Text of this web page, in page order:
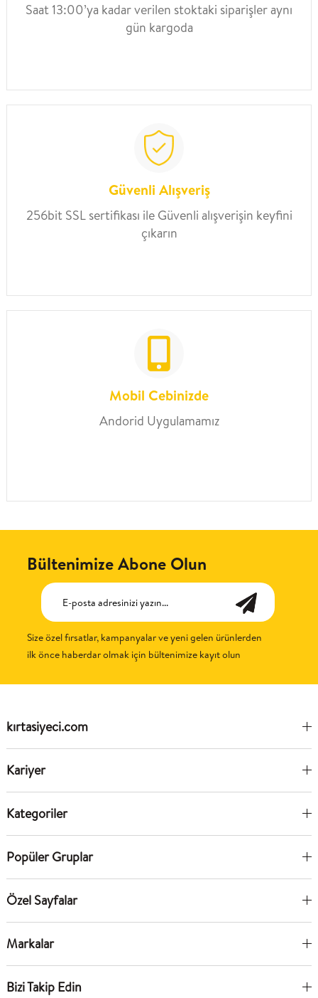
Saat 13:00’ya kadar verilen stoktaki siparişler aynı
gün kargoda
Güvenli Alışveriş
256bit SSL sertifikası ile Güvenli alışverişin keyfini
çıkarın
Mobil Cebinizde
Andorid Uygulamamız
Bültenimize Abone Olun
Size özel fırsatlar, kampanyalar ve yeni gelen ürünlerden
ilk önce haberdar olmak için bültenimize kayıt olun
kırtasiyeci.com
Kariyer
Kategoriler
Popüler Gruplar
Özel Sayfalar
Markalar
Bizi Takip Edin